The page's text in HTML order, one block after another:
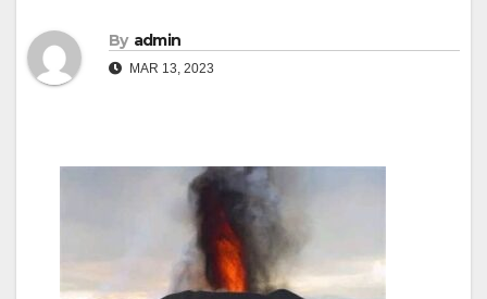
By admin
MAR 13, 2023